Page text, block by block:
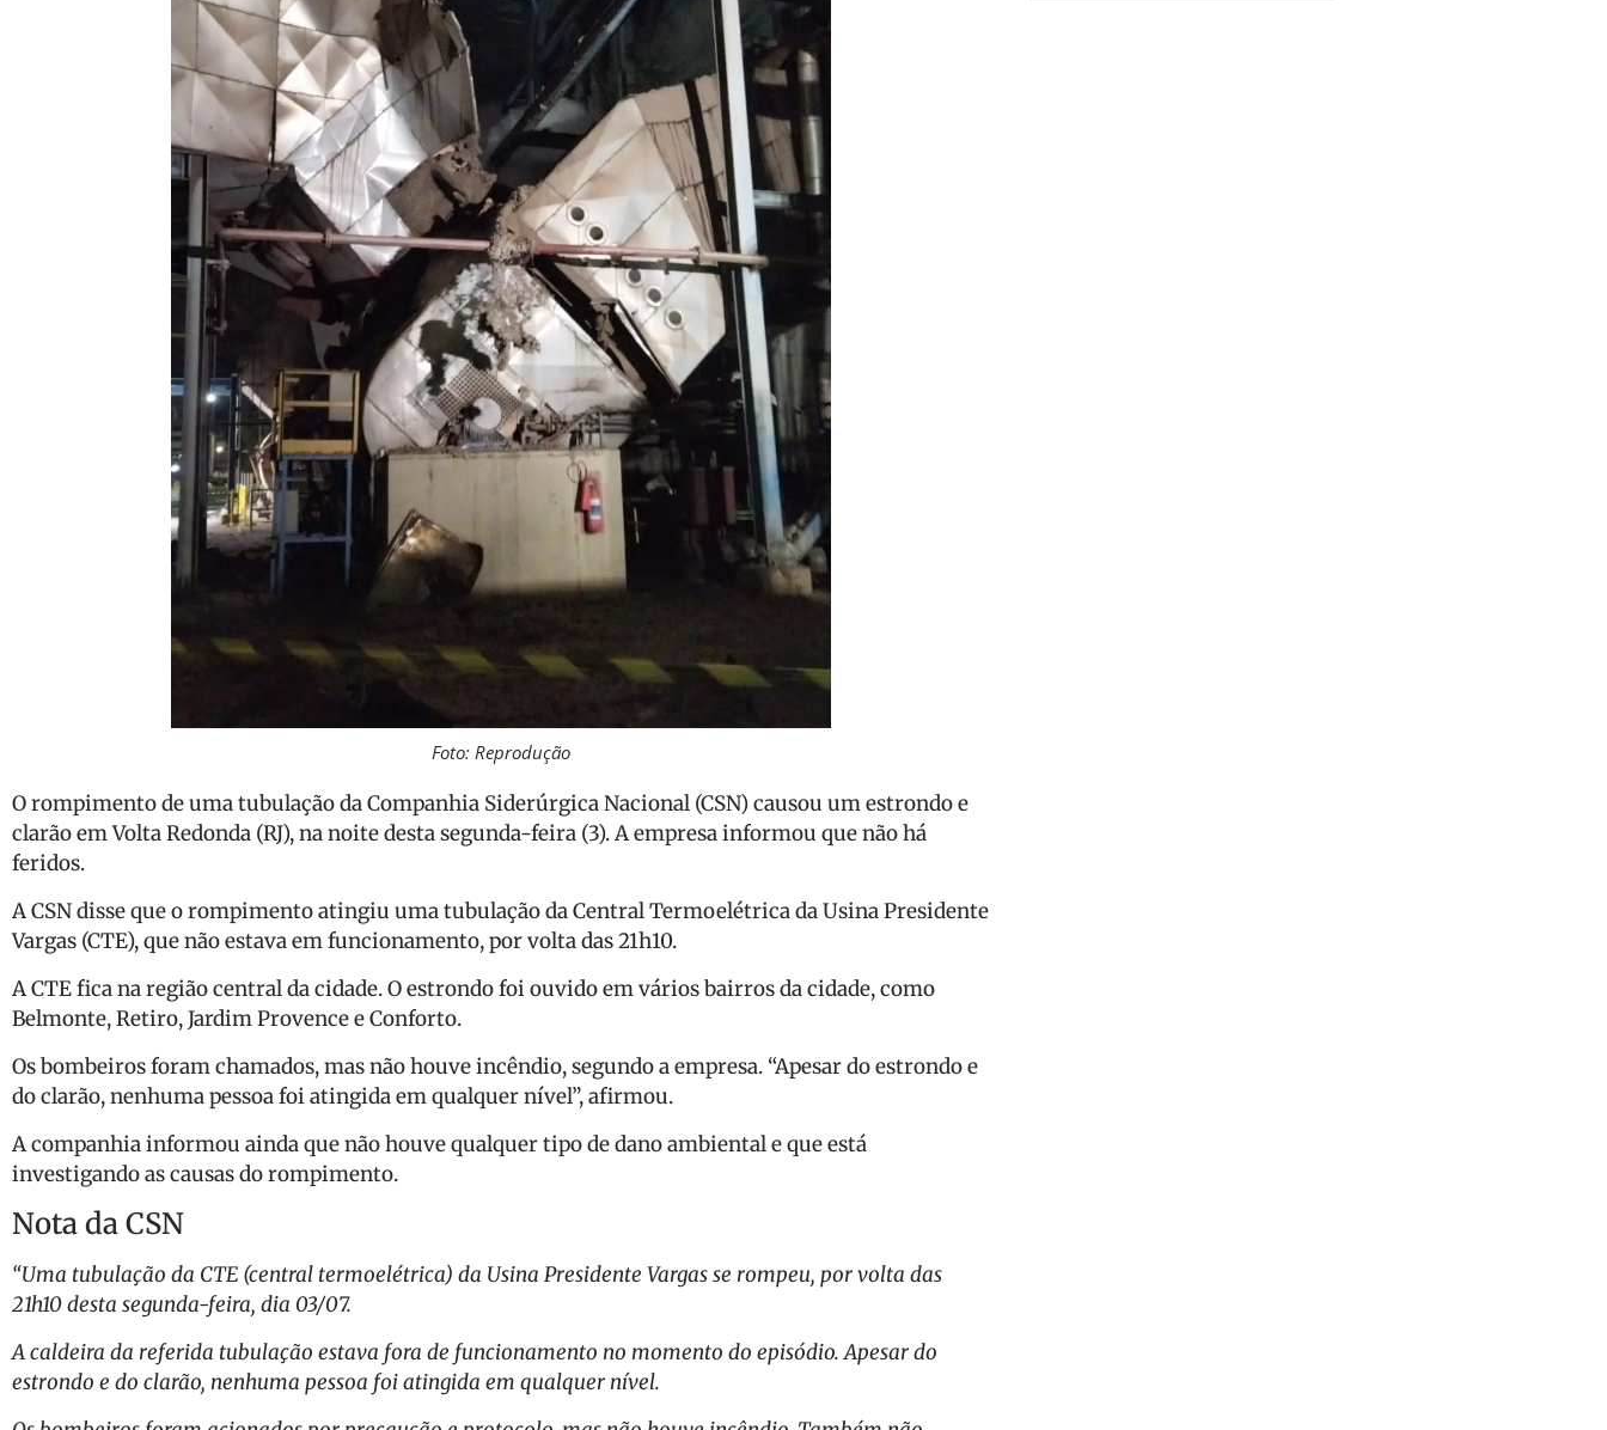
Foto: Reprodução
O rompimento de uma tubulação da Companhia Siderúrgica Nacional (CSN) causou um estrondo e
clarão em Volta Redonda (RJ), na noite desta segunda-feira (3). A empresa informou que não há
feridos.
A CSN disse que o rompimento atingiu uma tubulação da Central Termoelétrica da Usina Presidente
Vargas (CTE), que não estava em funcionamento, por volta das 21h10.
A CTE fica na região central da cidade. O estrondo foi ouvido em vários bairros da cidade, como
Belmonte, Retiro, Jardim Provence e Conforto.
Os bombeiros foram chamados, mas não houve incêndio, segundo a empresa. “Apesar do estrondo e
do clarão, nenhuma pessoa foi atingida em qualquer nível”, afirmou.
A companhia informou ainda que não houve qualquer tipo de dano ambiental e que está
investigando as causas do rompimento.
Nota da CSN
“Uma tubulação da CTE (central termoelétrica) da Usina Presidente Vargas se rompeu, por volta das
21h10 desta segunda-feira, dia 03/07.
A caldeira da referida tubulação estava fora de funcionamento no momento do episódio. Apesar do
estrondo e do clarão, nenhuma pessoa foi atingida em qualquer nível.